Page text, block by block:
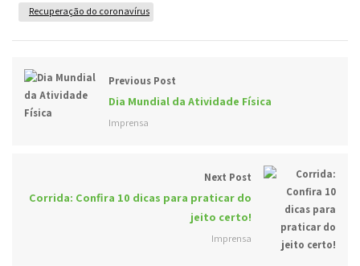
Recuperação do coronavírus
Previous Post
Dia Mundial da Atividade Física
Imprensa
Next Post
Corrida: Confira 10 dicas para praticar do
jeito certo!
Imprensa